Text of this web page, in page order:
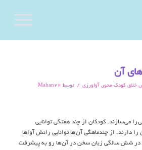
آن
خلاق کودک محور, آواورزی / توسط Mahan22
را مي سازند. کودکان از چند هفتگي توانايي
دارند. از چندماهگي آن ها توانايي رانش آواها
که در شش سالگي زبان سخن در آن ها رو به پيشرفت